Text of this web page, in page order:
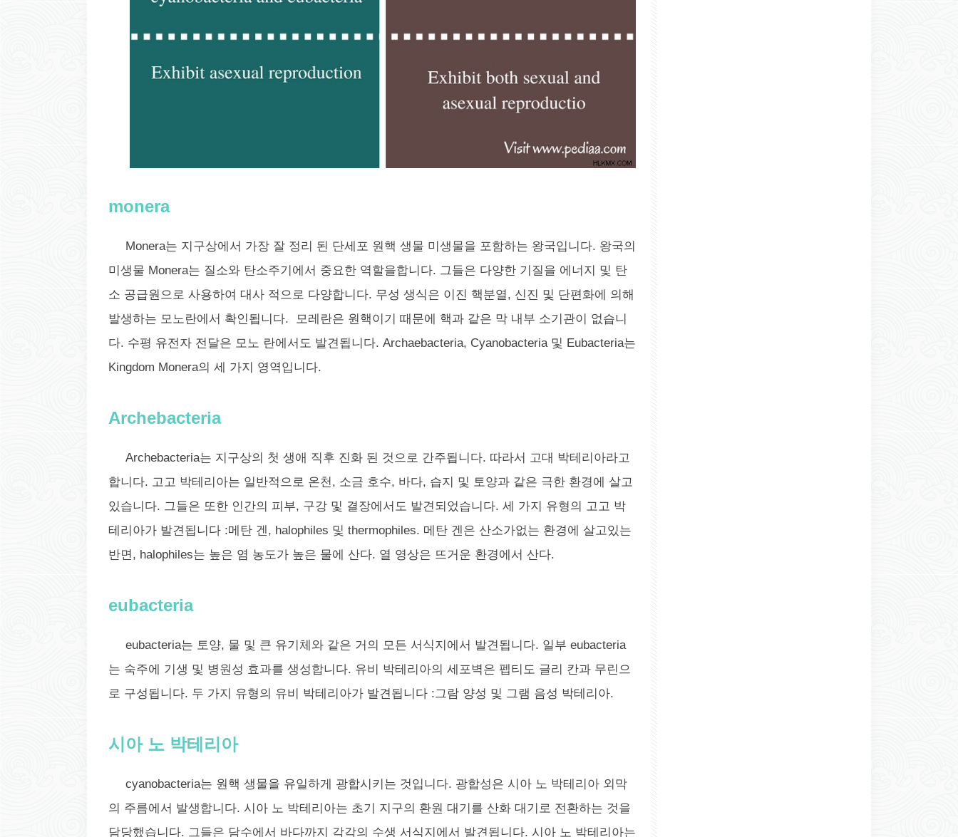
monera
Monera는 지구상에서 가장 잘 정리 된 단세포 원핵 생물 미생물을 포함하는 왕국입니다. 왕국의
미생물 Monera는 질소와 탄소주기에서 중요한 역할을합니다. 그들은 다양한 기질을 에너지 및 탄
소 공급원으로 사용하여 대사 적으로 다양합니다. 무성 생식은 이진 핵분열, 신진 및 단편화에 의해
발생하는 모노란에서 확인됩니다. 모레란은 원핵이기 때문에 핵과 같은 막 내부 소기관이 없습니
다. 수평 유전자 전달은 모노 란에서도 발견됩니다. Archaebacteria, Cyanobacteria 및 Eubacteria는
Kingdom Monera의 세 가지 영역입니다.
Archebacteria
Archebacteria는 지구상의 첫 생애 직후 진화 된 것으로 간주됩니다. 따라서 고대 박테리아라고
합니다. 고고 박테리아는 일반적으로 온천, 소금 호수, 바다, 습지 및 토양과 같은 극한 환경에 살고
있습니다. 그들은 또한 인간의 피부, 구강 및 결장에서도 발견되었습니다. 세 가지 유형의 고고 박
테리아가 발견됩니다 :메탄 겐, halophiles 및 thermophiles. 메탄 겐은 산소가없는 환경에 살고있는
반면, halophiles는 높은 염 농도가 높은 물에 산다. 열 영상은 뜨거운 환경에서 산다.
eubacteria
eubacteria는 토양, 물 및 큰 유기체와 같은 거의 모든 서식지에서 발견됩니다. 일부 eubacteria
는 숙주에 기생 및 병원성 효과를 생성합니다. 유비 박테리아의 세포벽은 펩티도 글리 칸과 무린으
로 구성됩니다. 두 가지 유형의 유비 박테리아가 발견됩니다 :그람 양성 및 그램 음성 박테리아.
시아 노 박테리아
cyanobacteria는 원핵 생물을 유일하게 광합시키는 것입니다. 광합성은 시아 노 박테리아 외막
의 주름에서 발생합니다. 시아 노 박테리아는 초기 지구의 환원 대기를 산화 대기로 전환하는 것을
담당했습니다. 그들은 담수에서 바다까지 각각의 수생 서식지에서 발견됩니다. 시아 노 박테리아는